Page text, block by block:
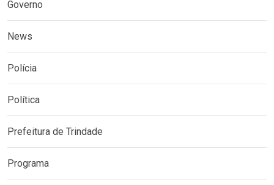
Governo
News
Polícia
Política
Prefeitura de Trindade
Programa